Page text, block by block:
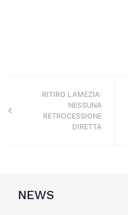
RITIRO LAMEZIA:
NESSUNA
RETROCESSIONE
DIRETTA
NEWS